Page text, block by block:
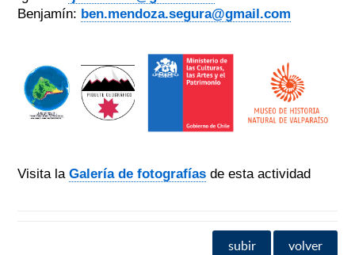
Benjamín: ben.mendoza.segura@gmail.com
Visita la Galería de fotografíasde esta actividad
subir volver